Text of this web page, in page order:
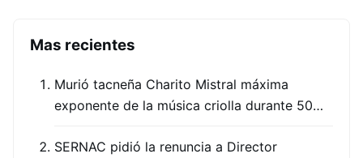
Mas recientes
Murió tacneña Charito Mistral máxima
exponente de la música criolla durante 50…
SERNAC pidió la renuncia a Director